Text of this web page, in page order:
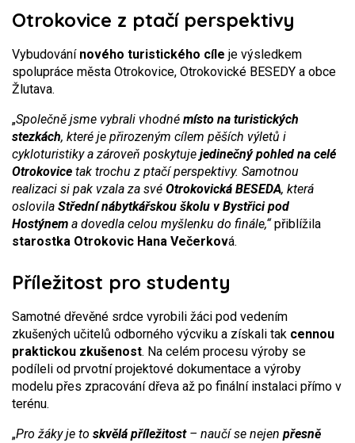
Otrokovice z ptačí perspektivy
Vybudování nového turistického cíle je výsledkem
spolupráce města Otrokovice, Otrokovické BESEDY a obce
Žlutava.
„Společně jsme vybrali vhodné místo na turistických
stezkách, které je přirozeným cílem pěších výletů i
cykloturistiky a zároveň poskytuje jedinečný pohled na celé
Otrokovice tak trochu z ptačí perspektivy. Samotnou
realizaci si pak vzala za své Otrokovická BESEDA, která
oslovila Střední nábytkářskou školu v Bystřici pod
Hostýnem a dovedla celou myšlenku do finále,“přiblížila
starostka Otrokovic Hana Večerková.
Příležitost pro studenty
Samotné dřevěné srdce vyrobili žáci pod vedením
zkušených učitelů odborného výcviku a získali tak cennou
praktickou zkušenost. Na celém procesu výroby se
podíleli od prvotní projektové dokumentace a výroby
modelu přes zpracování dřeva až po finální instalaci přímo v
terénu.
„Pro žáky je to skvělá příležitost– naučí se nejen přesně